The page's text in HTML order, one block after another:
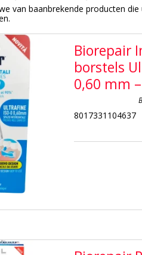
van baanbrekende producten
Biorepair
borstels
0,60 mm
8017331104637